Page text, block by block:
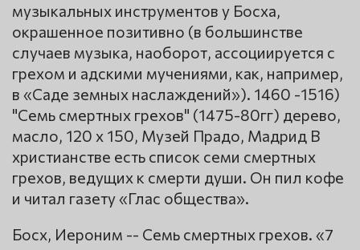
музыкальных инструментов у Босха,
окрашенное позитивно (в большинстве
случаев музыка, наоборот, ассоциируется с
грехом и адскими мучениями, как, например,
в «Саде земных наслаждений»). 1460 -1516)
"Семь смертных грехов" (1475-80гг) дерево,
масло, 120 x 150, Mузей Прадо, Мадрид В
христианстве есть список семи смертных
грехов, ведущих к смерти души. Он пил кофе
и читал газету «Глас общества».
Босх, Иероним -- Семь смертных грехов. «7